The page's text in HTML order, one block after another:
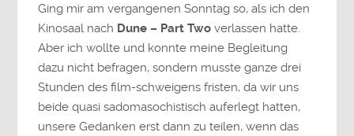
Ging mir am vergangenen Sonntag so, als ich den
Kinosaal nach Dune – Part Two verlassen hatte.
Aber ich wollte und konnte meine Begleitung
dazu nicht befragen, sondern musste ganze drei
Stunden des film-schweigens fristen, da wir uns
beide quasi sadomasochistisch auferlegt hatten,
unsere Gedanken erst dann zu teilen, wenn das